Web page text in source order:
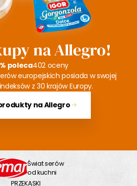
na Allegro!
poleca402 oceny
europejskich posiada w swojej
z 30 krajów Europy.
na Allegro
Świat serów
od kuchni
PRZEKĄSKI